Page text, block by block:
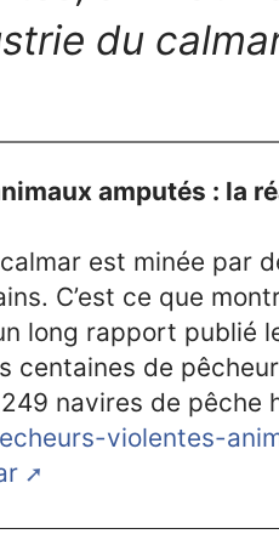
du
amputés : la
est minée par
C’est ce que
long rapport publié
centaines de
navires de pêche
violentes-